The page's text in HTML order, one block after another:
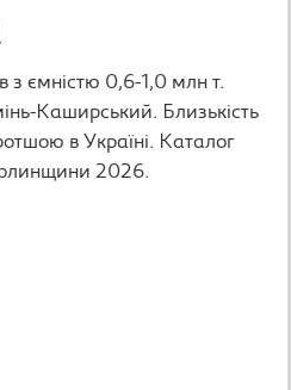
з ємністю 0,6-1,0 млн т.
Каширський. Близькість
в Україні. Каталог
2026.